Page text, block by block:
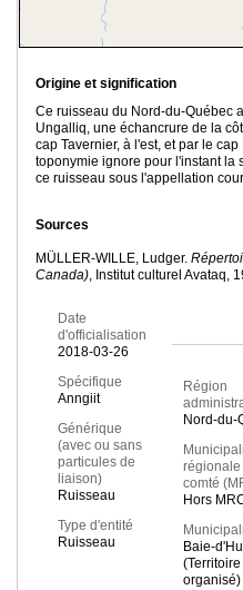
Origine et signification
Ce ruisseau du Nord-du-Québec
Ungalliq, une échancrure de la
cap Tavernier, à l'est, et par le
toponymie ignore pour l'instant la
ce ruisseau sous l'appellation
Sources
MÜLLER-WILLE, Ludger.
Canada), Institut culturel Avataq,
Date
d'officialisation
2018-03-26
Spécifique
Anngiit
Générique
(avec ou sans
particules de
liaison)
Ruisseau
Type d'entité
Ruisseau
Région
Nord-du-
régionale
comté
Hors
Baie-
organisé)